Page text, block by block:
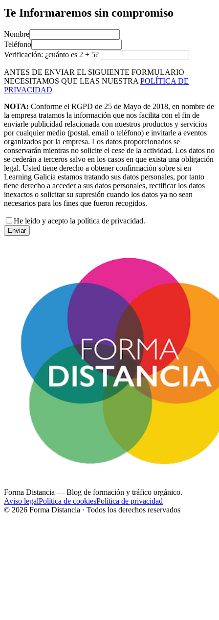
Te Informaremos sin compromiso
Nombre
Teléfono
Verificación: ¿cuánto es 2 + 5?
ANTES DE ENVIAR EL SIGUIENTE FORMULARIO
NECESITAMOS QUE LEAS NUESTRA POLÍTICA DE
PRIVACIDAD
NOTA: Conforme el RGPD de 25 de Mayo de 2018, en nombre de
la empresa tratamos la información que nos facilita con el fin de
enviarle publicidad relacionada con nuestros productos y servicios
por cualquier medio (postal, email o teléfono) e invitarle a eventos
organizados por la empresa. Los datos proporcionados se
conservarán mientras no solicite el cese de la actividad. Los datos no
se cederán a terceros salvo en los casos en que exista una obligación
legal. Usted tiene derecho a obtener confirmación sobre si en
Learning Galicia estamos tratando sus datos personales, por tanto
tiene derecho a acceder a sus datos personales, rectificar los datos
inexactos o solicitar su supresión cuando los datos ya no sean
necesarios para los fines que fueron recogidos.
He leído y acepto la política de privacidad.
Enviar
Forma Distancia — Blog de formación y tráfico orgánico.
Aviso legalPolítica de cookiesPolítica de privacidad
© 2026 Forma Distancia · Todos los derechos reservados